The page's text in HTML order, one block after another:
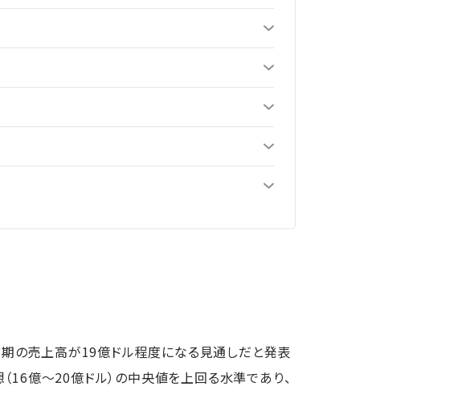
の売上高が19億ドル程度になる見通しだと発表
16億〜20億ドル）の中央値を上回る水準であり、